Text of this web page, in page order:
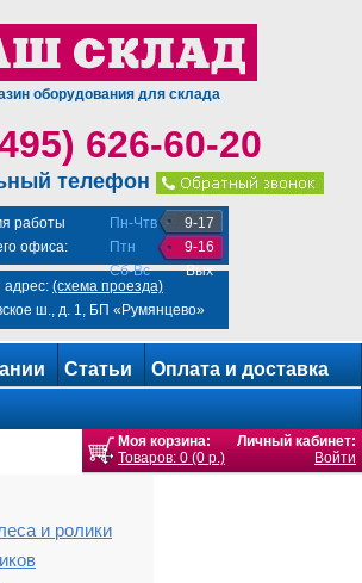
оборудования для склада
626-60-20
телефон
работы
офиса:
Пн-Чтв
Птн
Сб-Вс
9-17
9-16
Вых
(схема проезда)
ш., д. 1, БП «Румянцево»
Статьи Оплата и доставка
Моя корзина:
Товаров: 0 (0 р.)
Личный кабинет:
Войти
и ролики